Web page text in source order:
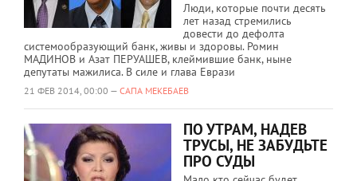
Люди, которые почти десять
лет назад стремились
довести до дефолта
системообразующий банк, живы и здоровы. Ромин
МАДИНОВ и Азат ПЕРУАШЕВ, клеймившие банк, ныне
депутаты мажилиса. В силе и глава Еврази
21 ФЕВ 2014, 00:00 — САПА МЕКЕБАЕВ
ПО УТРАМ, НАДЕВ
ТРУСЫ, НЕ ЗАБУДЬТЕ
ПРО СУДЫ